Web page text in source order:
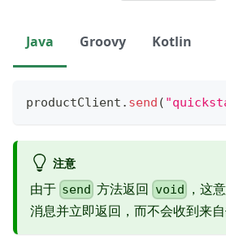
Java Groovy Kotlin
productClient . send (
注意
由于 send 方法返回 void ，这
消息并立即返回，而不会收到来自